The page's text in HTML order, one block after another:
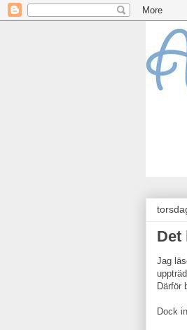
Det
Jag
Därför
Dock